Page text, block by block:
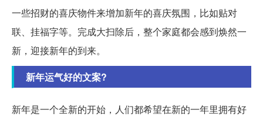
一些招财的喜庆物件来增加新年的喜庆氛围，比如贴对
联、挂福字等。完成大扫除后，整个家庭都会感到焕然一
新，迎接新年的到来。
新年运气好的文案?
新年是一个全新的开始，人们都希望在新的一年里拥有好